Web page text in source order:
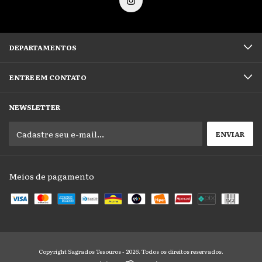
DEPARTAMENTOS
ENTRE EM CONTATO
NEWSLETTER
Meios de pagamento
Copyright Sagrados Tesouros - 2026. Todos os direitos reservados.